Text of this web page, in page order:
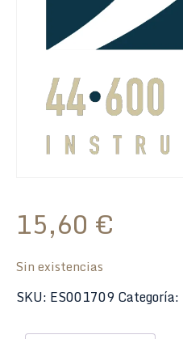
15,60 €
Sin existencias
SKU: ES001709Categoría: